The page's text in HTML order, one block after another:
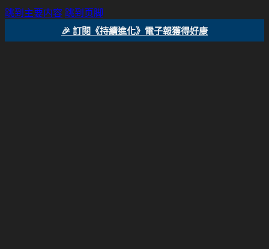
跳到主要内容 跳到页脚
🎉 訂閱《持續進化》電子報獲得好康